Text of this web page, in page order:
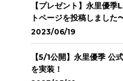
【プレゼント】永里優
トページを投稿しました
2023/06/19
【5/1公開】永里優季 公
を実装！